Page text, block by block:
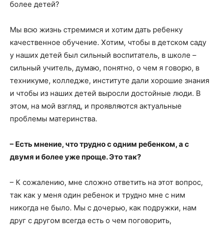
более детей?
Мы всю жизнь стремимся и хотим дать ребенку
качественное обучение. Хотим, чтобы в детском саду
у наших детей был сильный воспитатель, в школе –
сильный учитель, думаю, понятно, о чем я говорю, в
техникуме, колледже, институте дали хорошие знания
и чтобы из наших детей выросли достойные люди. В
этом, на мой взгляд, и проявляются актуальные
проблемы материнства.
– Есть мнение, что трудно с одним ребенком, а с
двумя и более уже проще.Это так?
– К сожалению, мне сложно ответить на этот вопрос,
так как у меня один ребенок и трудно мне с ним
никогда не было. Мы с дочерью, как подружки, нам
друг с другом всегда есть о чем поговорить,